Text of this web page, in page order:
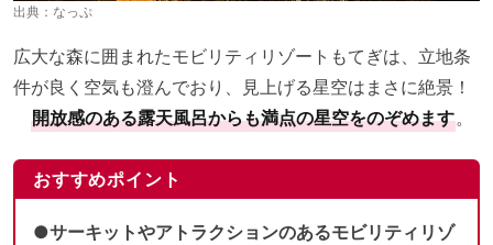
出典： なっぷ
広大な森に囲まれたモビリティリゾートもてぎは、立地条
件が良く空気も澄んでおり、見上げる星空はまさに絶景！
開放感のある露天風呂からも満点の星空をのぞめます。
おすすめポイント
●サーキットやアトラクションのあるモビリティリゾ